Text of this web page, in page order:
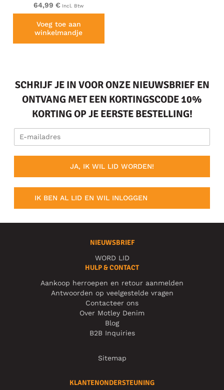
64,99 € Incl. Btw
Voeg toe aan
winkelmandje
SCHRIJF JE IN VOOR ONZE NIEUWSBRIEF EN
ONTVANG MET EEN KORTINGSCODE 10%
KORTING OP JE EERSTE BESTELLING!
JA, IK WIL LID WORDEN!
IK BEN AL LID EN WIL INLOGGEN
NIEUWSBRIEF
WORD LID
HULP & CONTACT
Aankoop herroepen en retour aanmelden
Antwoorden op veelgestelde vragen
Contacteer ons
Over Motley Denim
Blog
B2B Inquiries
Sitemap
KLANTENONDERSTEUNING